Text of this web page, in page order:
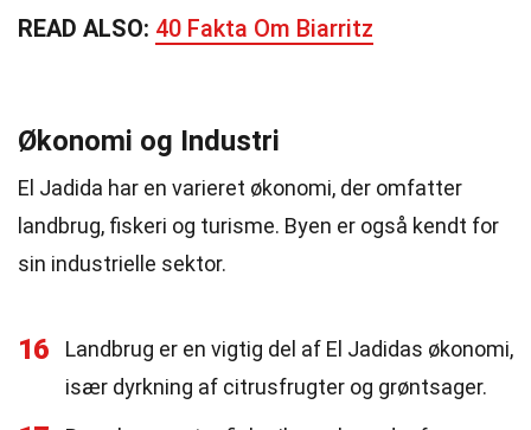
READ ALSO: 40 Fakta Om Biarritz
Økonomi og Industri
El Jadida har en varieret økonomi, der omfatter
landbrug, fiskeri og turisme. Byen er også kendt for
sin industrielle sektor.
16
Landbrug er en vigtig del af El Jadidas økonomi,
især dyrkning af citrusfrugter og grøntsager.